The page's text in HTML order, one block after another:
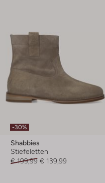
-30%
Shabbies
Stiefeletten
€ 199,99 € 139,99